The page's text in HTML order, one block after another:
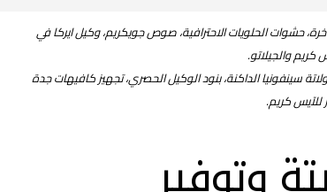
حشوات الحلويات الاحترافية، صوص جويكريم، وكيل ايركا في
والجيلاتو.
سينفونيا الداكنة، بنود الوكيل الحصري، تجهيز كافيهات جدة
للآيس كريم.